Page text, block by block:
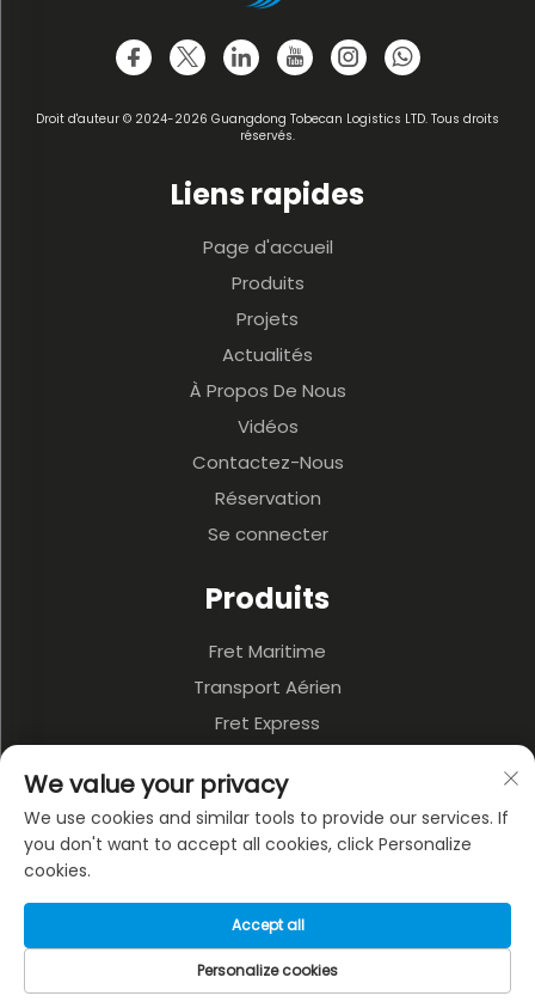
Droit d'auteur © 2024-2026 Guangdong Tobecan Logistics LTD. Tous droits
réservés.
Liens rapides
Page d'accueil
Produits
Projets
Actualités
À Propos De Nous
Vidéos
Contactez-Nous
Réservation
Se connecter
Produits
Fret Maritime
Transport Aérien
Fret Express
Transport Terrestre
Transport Multimodal
À PROPOS DE L'ENTREPRISE
Politique de confidentialité
We value your privacy
We use cookies and similar tools to provide our services. If
you don't want to accept all cookies, click Personalize
cookies.
Personalize cookies
Accept all